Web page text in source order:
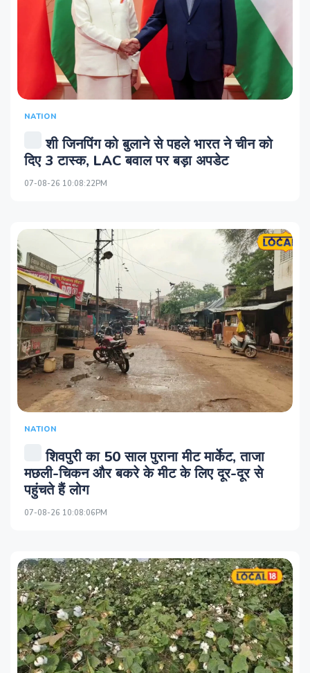
NATION
शी जिनपिंग को बुलाने से पहले भारत ने चीन को
दिए 3 टास्क, LAC बवाल पर बड़ा अपडेट
07-08-26 10:08:22PM
NATION
शिवपुरी का 50 साल पुराना मीट मार्केट, ताजा
मछली-चिकन और बकरे के मीट के लिए दूर-दूर से
पहुंचते हैं लोग
07-08-26 10:08:06PM